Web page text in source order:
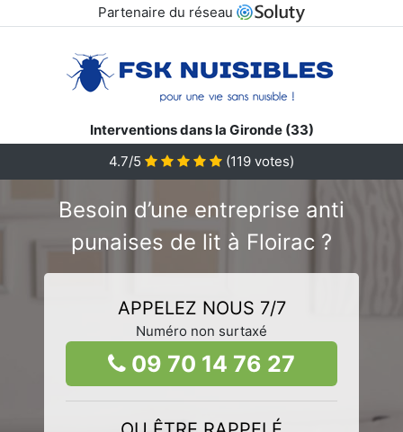
Partenaire du réseau
Interventions dans la Gironde (33)
4.7/5
(119 votes)
Besoin d’une entreprise anti
punaises de lit à Floirac ?
APPELEZ NOUS 7/7
Numéro non surtaxé
09 70 14 76 27